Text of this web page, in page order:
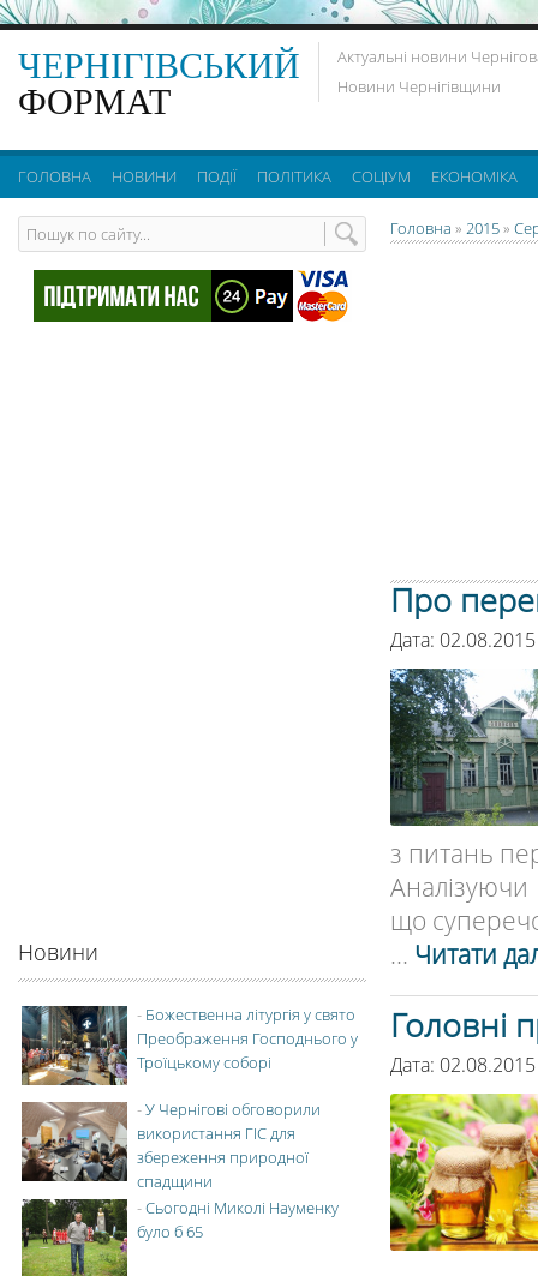
ЧЕРНІГІВСЬКИЙ
ФОРМАТ
Актуальні новини
Новини Чернігівщини
ГОЛОВНА НОВИНИ ПОДІЇ ПОЛІТИКА СОЦІУМ ЕКОНОМІКА
Головна » 2015»
Про
Дата:
з питань
Аналізуючи
що
... Читати
Головні
Дата:
Новини
- Божественна літургія у свято
Преображення Господнього у
Троїцькому соборі
-У Чернігові обговорили
використання ГІС для
збереження природної
спадщини
-Сьогодні Миколі Науменку
було б 65